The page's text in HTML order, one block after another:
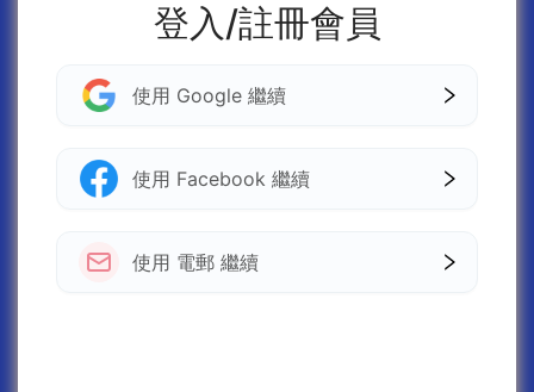
登入/註冊會員
使用 Google 繼續
使用 Facebook 繼續
使用 電郵 繼續